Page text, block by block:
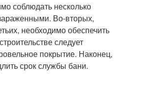
соблюдать несколько
Во-вторых,
необходимо обеспечить
следует
покрытие. Наконец,
срок службы бани.